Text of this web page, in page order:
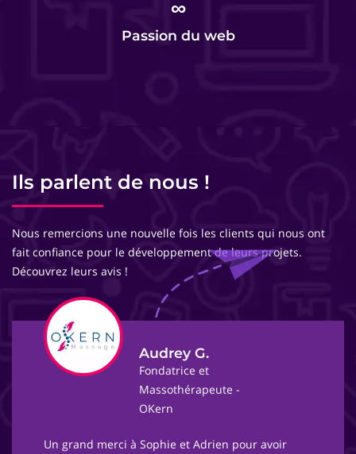
∞
Passion du web
Ils parlent de nous !
Nous remercions une nouvelle fois les clients qui nous ont
fait confiance pour le développement de leurs projets.
Découvrez leurs avis !
Audrey G.
Fondatrice et
Massothérapeute -
OKern
Un grand merci à Sophie et Adrien pour avoir